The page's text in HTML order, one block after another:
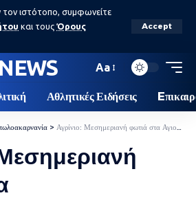
ιστότοπο, συμφωνείτε
και τους Όρους
Accept
Aa
Αθλητικές Ειδήσεις
> Αγρίνιο: Μεσημεριανή φωτιά στα Αγιοβασιλιώτικα- Κάηκαν τρία στρέμματα γης (φωτο)